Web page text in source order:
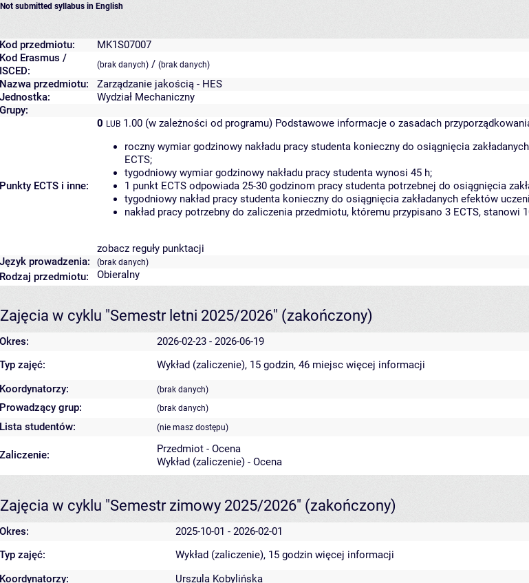
Not submitted syllabus in English
Kod przedmiotu:
MK1S07007
Kod Erasmus /
ISCED:
(brak danych) / (brak danych)
Nazwa przedmiotu:
Zarządzanie jakością - HES
Jednostka:
Wydział Mechaniczny
Grupy:
Punkty ECTS i inne:
0 LUB 1.00 (w zależności od programu) Podstawowe informacje o zasadach
roczny wymiar godzinowy nakładu pracy studenta konieczny do osiągnięcia
ECTS;
tygodniowy wymiar godzinowy nakładu pracy studenta wynosi 45 h;
1 punkt ECTS odpowiada 25-30 godzinom pracy studenta potrzebnej do osiągnięcia
tygodniowy nakład pracy studenta konieczny do osiągnięcia zakładanych efektów
nakład pracy potrzebny do zaliczenia przedmiotu, któremu przypisano 3 ECTS, stanowi
zobacz reguły punktacji
Język prowadzenia:
(brak danych)
Rodzaj przedmiotu: Obieralny
Zajęcia w cyklu "Semestr letni 2025/2026" (zakończony)
Okres: 2026-02-23 - 2026-06-19
Typ zajęć: Wykład (zaliczenie), 15 godzin, 46 miejsc więcej informacji
Koordynatorzy:
(brak danych)
Prowadzący grup: (brak danych)
Lista studentów: (nie masz dostępu)
Zaliczenie:
Przedmiot - Ocena
Wykład (zaliczenie) - Ocena
Zajęcia w cyklu "Semestr zimowy 2025/2026" (zakończony)
Okres: 2025-10-01 - 2026-02-01
Typ zajęć: Wykład (zaliczenie), 15 godzin więcej informacji
Koordynatorzy:
Urszula Kobylińska